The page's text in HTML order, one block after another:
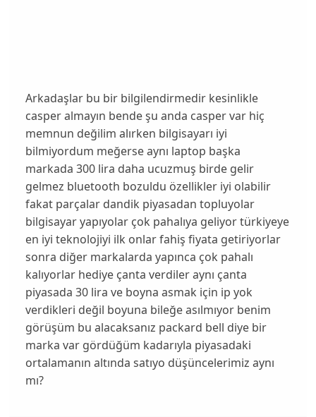
Arkadaşlar bu bir bilgilendirmedir kesinlikle
casper almayın bende şu anda casper var hiç
memnun değilim alırken bilgisayarı iyi
bilmiyordum meğerse aynı laptop başka
markada 300 lira daha ucuzmuş birde gelir
gelmez bluetooth bozuldu özellikler iyi olabilir
fakat parçalar dandik piyasadan topluyolar
bilgisayar yapıyolar çok pahalıya geliyor türkiyeye
en iyi teknolojiyi ilk onlar fahiş fiyata getiriyorlar
sonra diğer markalarda yapınca çok pahalı
kalıyorlar hediye çanta verdiler aynı çanta
piyasada 30 lira ve boyna asmak için ip yok
verdikleri değil boyuna bileğe asılmıyor benim
görüşüm bu alacaksanız packard bell diye bir
marka var gördüğüm kadarıyla piyasadaki
ortalamanın altında satıyo düşüncelerimiz aynı
mı?